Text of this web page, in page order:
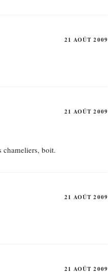
21 AOÛT 2009
21 AOÛT 2009
chameliers, boit.
21 AOÛT 2009
21 AOÛT 2009